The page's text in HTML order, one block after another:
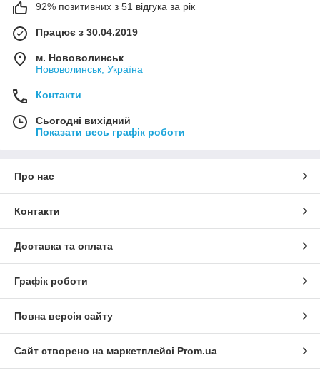
92% позитивних з 51 відгука за рік
Працює з 30.04.2019
м. Нововолинськ
Нововолинськ, Україна
Контакти
Сьогодні вихідний
Показати весь графік роботи
Про нас
Контакти
Доставка та оплата
Графік роботи
Повна версія сайту
Сайт створено на маркетплейсі Prom.ua